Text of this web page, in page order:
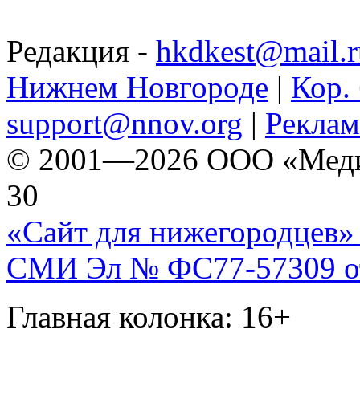
Редакция -
Нижнем Новгороде | Кор.
support@nnov.org |
© 2001—2026 ООО
30
«Сайт для нижегородцев»
СМИ Эл № ФС77-57309
Главная колонка: 16+